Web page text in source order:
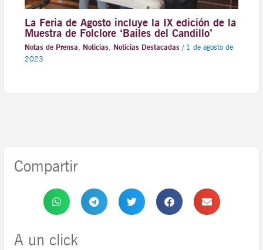
La Feria de Agosto incluye la IX edición de la
Muestra de Folclore ‘Bailes del Candillo’
Notas de Prensa, Noticias, Noticias Destacadas/ 1 de agosto de
2023
Compartir
A un click